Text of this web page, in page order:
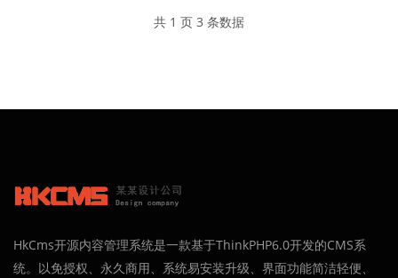
共 1 页 3 条数据
HkCms开源内容管理系统是一款基于ThinkPHP6.0开发的CMS系
统。以免授权、永久商用、系统易安装升级、界面功能简洁轻便、